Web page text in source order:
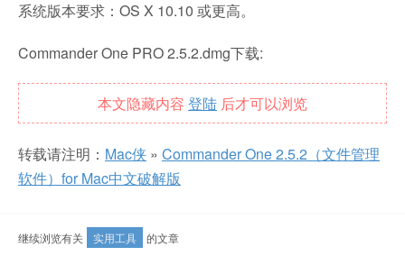
系统版本要求：OS X 10.10 或更高。
Commander One PRO 2.5.2.dmg下载:
本文隐藏内容 登陆 后才可以浏览
转载请注明： Mac侠 » Commander One 2.5.2（文件管理
软件）for Mac中文破解版
继续浏览有关 实用工具 的文章